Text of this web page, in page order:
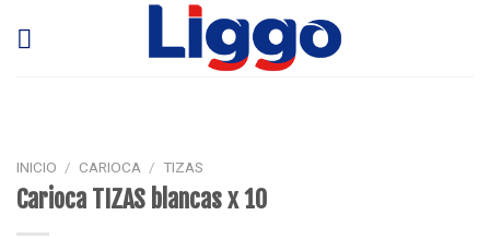
INICIO / CARIOCA / TIZAS
Carioca TIZAS blancas x 10